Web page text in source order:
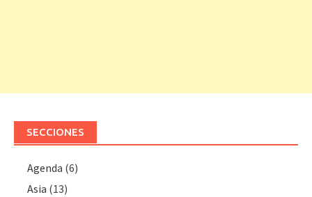
SECCIONES
Agenda (6)
Asia (13)